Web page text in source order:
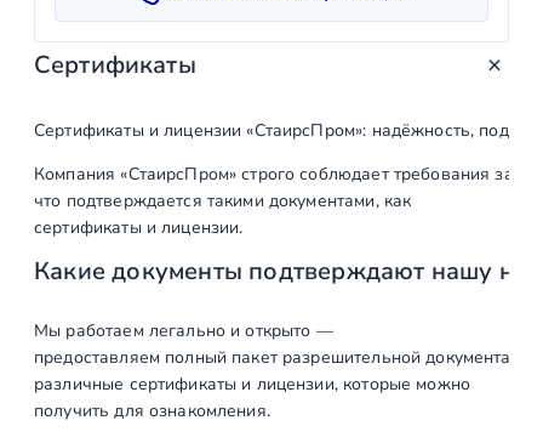
в
о
о
а
р
а
Д
е
р
н
а
Сертификаты
Сертификаты и лицензии «СтаирсПром»: надёжность,
Компания «СтаирсПром» строго соблюдает требования
что подтверждается такими документами, как
сертификаты и лицензии.
Какие документы подтверждают нашу
Мы работаем легально и открыто —
предоставляем полный пакет разрешительной
различные сертификаты и лицензии, которые можно
получить для ознакомления.